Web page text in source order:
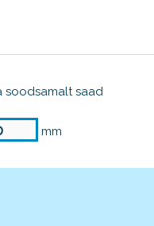
soodsamalt saad
mm